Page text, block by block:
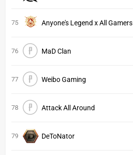
75 Anyone's Legend x All Gamers
76 MaD Clan
77 Weibo Gaming
78 Attack All Around
79 DeToNator